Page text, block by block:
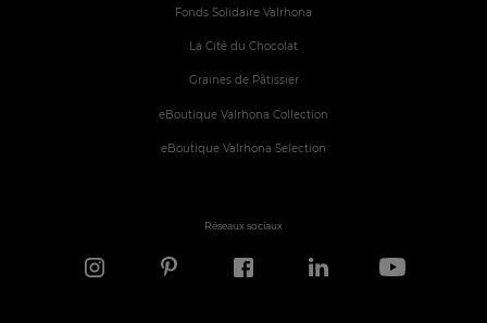
Fonds Solidaire Valrhona
La Cité du Chocolat
Graines de Pâtissier
eBoutique Valrhona Collection
eBoutique Valrhona Selection
Réseaux sociaux